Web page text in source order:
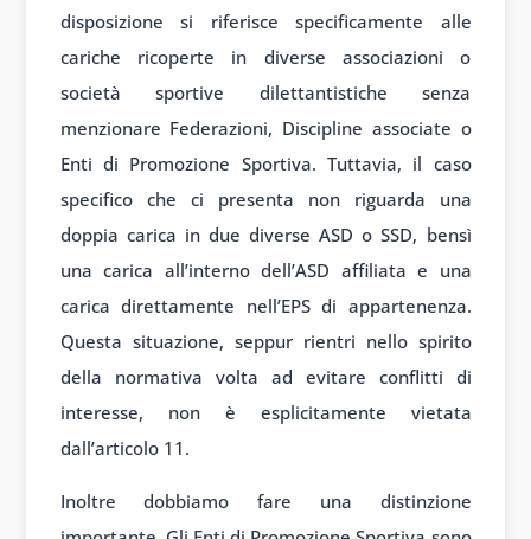
disposizione si riferisce specificamente alle
cariche ricoperte in diverse associazioni o
società sportive dilettantistiche senza
menzionare Federazioni, Discipline associate o
Enti di Promozione Sportiva. Tuttavia, il caso
specifico che ci presenta non riguarda una
doppia carica in due diverse ASD o SSD, bensì
una carica all’interno dell’ASD affiliata e una
carica direttamente nell’EPS di appartenenza.
Questa situazione, seppur rientri nello spirito
della normativa volta ad evitare conflitti di
interesse, non è esplicitamente vietata
dall’articolo 11.
Inoltre dobbiamo fare una distinzione